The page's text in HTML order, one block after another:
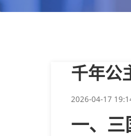
千年公
2026-04-17
一、三